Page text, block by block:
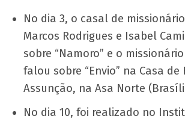
No dia 3, o casal de
Marcos Rodrigues e Isabel
sobre “Namoro” e o
falou sobre “Envio” na Casa de
Assunção, na Asa Norte
No dia 10, foi realizado no